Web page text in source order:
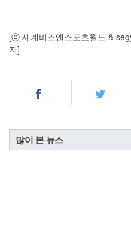
[ⓒ 세계비즈앤스포츠월드 &
지]
많이 본 뉴스